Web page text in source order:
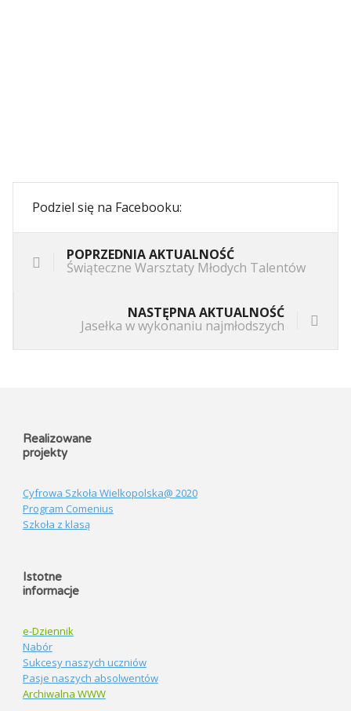
Podziel się na Facebooku:
POPRZEDNIA AKTUALNOŚĆ
Świąteczne Warsztaty Młodych Talentów
NASTĘPNA AKTUALNOŚĆ
Jasełka w wykonaniu najmłodszych
Realizowane
projekty
Cyfrowa Szkoła Wielkopolska@ 2020
Program Comenius
Szkoła z klasą
Istotne
informacje
e-Dziennik
Nabór
Sukcesy naszych uczniów
Pasje naszych absolwentów
Archiwalna WWW